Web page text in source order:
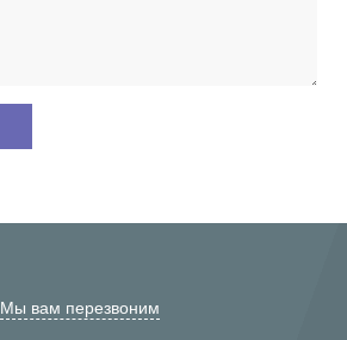
Мы вам перезвоним